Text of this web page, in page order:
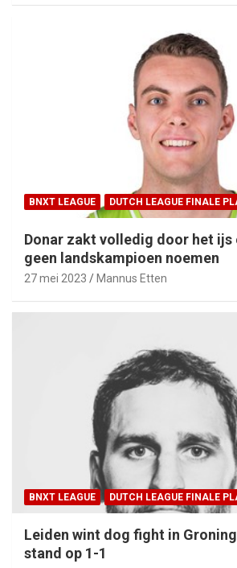
BNXT LEAGUE DUTCH LEAGUE FINALE
Donar zakt volledig door het ijs
geen landskampioen noemen
27 mei 2023 Mannus Etten
BNXT LEAGUE DUTCH LEAGUE FINALE
Leiden wint dog fight in
stand op 1-1